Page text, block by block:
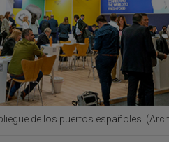
de los puertos españoles.